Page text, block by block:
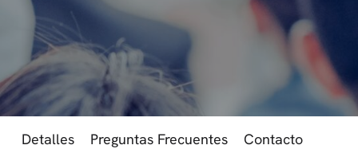
Detalles Preguntas Frecuentes
Contacto